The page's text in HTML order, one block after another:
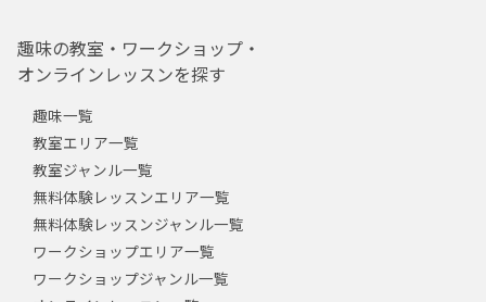
趣味の教室・ワークショップ・
オンラインレッスンを探す
趣味一覧
教室エリア一覧
教室ジャンル一覧
無料体験レッスンエリア一覧
無料体験レッスンジャンル一覧
ワークショップエリア一覧
ワークショップジャンル一覧